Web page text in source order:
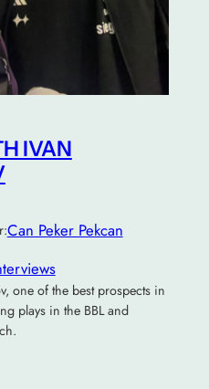
IVAN
Can Peker Pekcan
one of the best prospects in
plays in the BBL and